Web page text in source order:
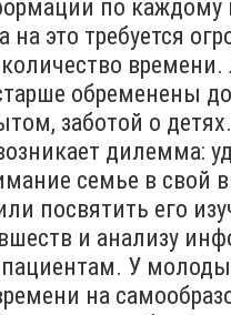
по каждому
а на это требуется
количество
обременены
заботой о
дилемма:
семье в свой
посвятить его
и анализу
У
на